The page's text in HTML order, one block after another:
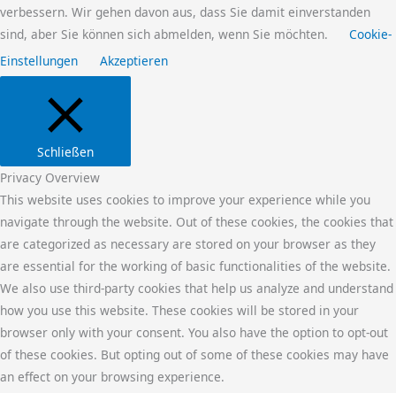
verbessern. Wir gehen davon aus, dass Sie damit einverstanden
sind, aber Sie können sich abmelden, wenn Sie möchten.
Cookie-
Einstellungen
Akzeptieren
Schließen
Privacy Overview
This website uses cookies to improve your experience while you
navigate through the website. Out of these cookies, the cookies that
are categorized as necessary are stored on your browser as they
are essential for the working of basic functionalities of the website.
We also use third-party cookies that help us analyze and understand
how you use this website. These cookies will be stored in your
browser only with your consent. You also have the option to opt-out
of these cookies. But opting out of some of these cookies may have
an effect on your browsing experience.